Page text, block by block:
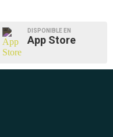
DISPONIBLE EN
App Store